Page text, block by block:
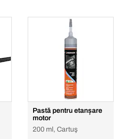
Pastă pentru etanșare
motor
200 ml, Cartuş